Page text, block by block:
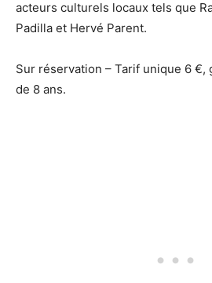
acteurs culturels locaux tels que
Padilla et Hervé Parent.
Sur réservation – Tarif unique 6 €,
de 8 ans.